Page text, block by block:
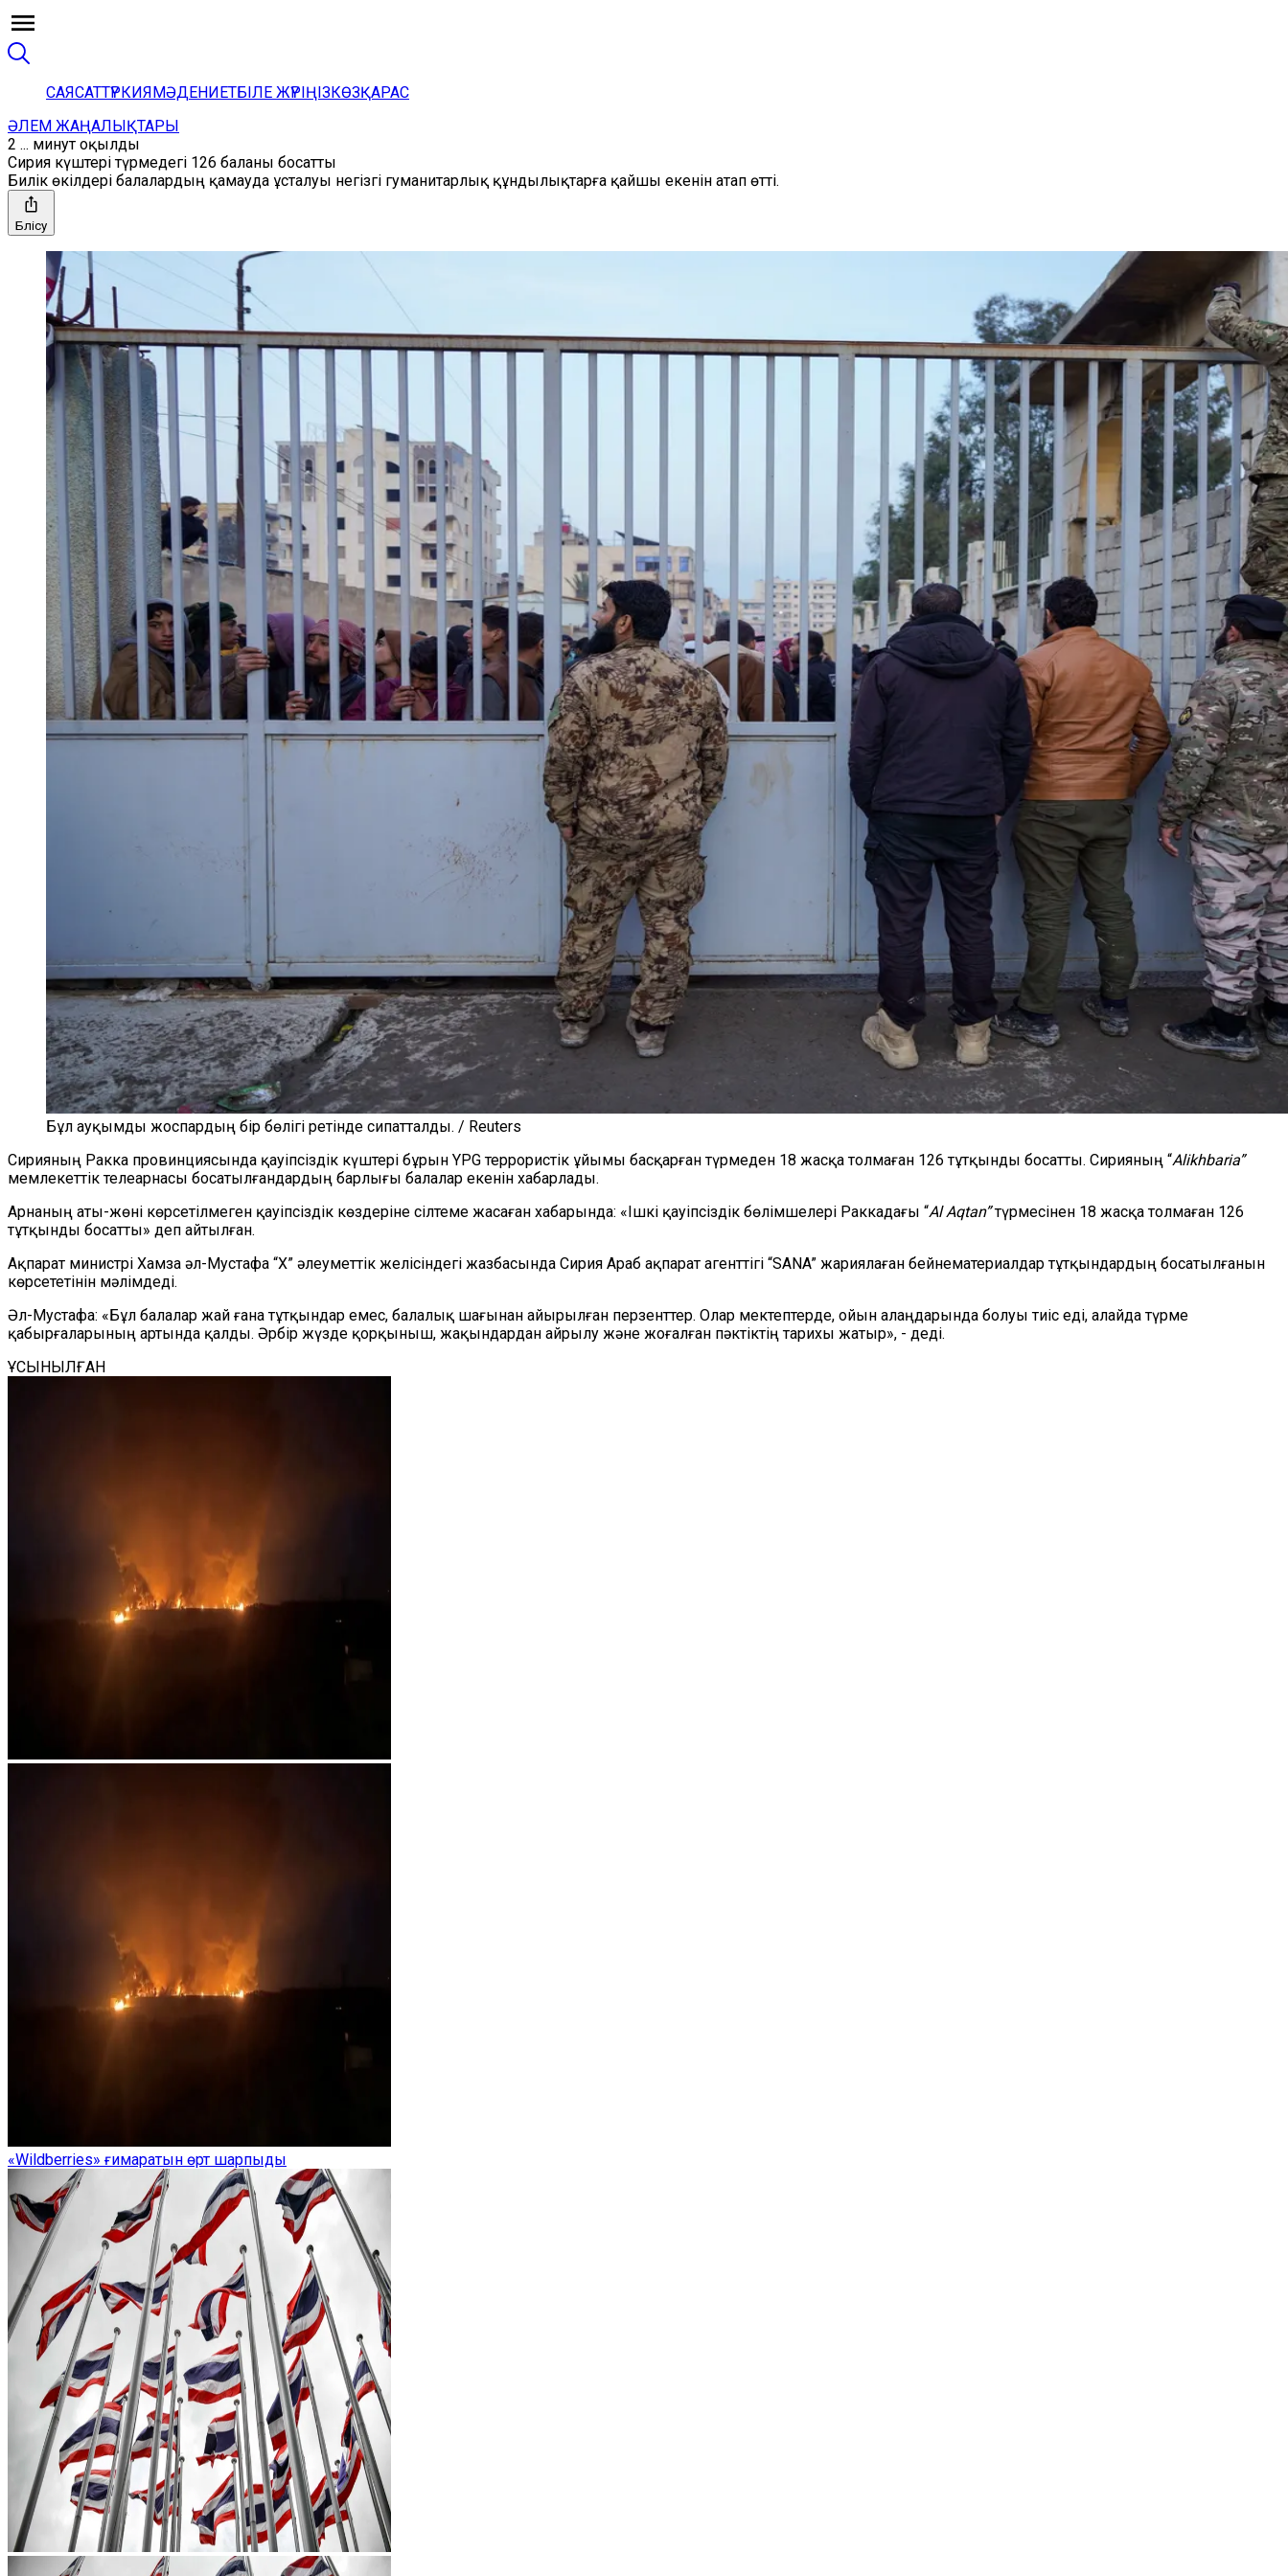
САЯСАТТҮРКИЯМӘДЕНИЕТБІЛЕ ЖҮРІҢІЗКӨЗҚАРАС
ӘЛЕМ ЖАҢАЛЫҚТАРЫ
2 ... минут оқылды
Сирия күштері түрмедегі 126 баланы босатты
Билік өкілдері балалардың қамауда ұсталуы негізгі гуманитарлық құндылықтарға қайшы екенін атап өтті.
Бөлісу
Бұл ауқымды жоспардың бір бөлігі ретінде сипатталды. / Reuters
Сирияның Ракка провинциясында қауіпсіздік күштері бұрын YPG террористік ұйымы басқарған түрмеден 18 жасқа толмаған 126 тұтқынды босатты. Сирияның “Alikhbaria”
мемлекеттік телеарнасы босатылғандардың барлығы балалар екенін хабарлады.
Арнаның аты-жөні көрсетілмеген қауіпсіздік көздеріне сілтеме жасаған хабарында: «Ішкі қауіпсіздік бөлімшелері Раккадағы “Al Aqtan”түрмесінен 18 жасқа толмаған 126
тұтқынды босатты» деп айтылған.
Ақпарат министрі Хамза әл-Мустафа “X” әлеуметтік желісіндегі жазбасында Сирия Араб ақпарат агенттігі “SANA” жариялаған бейнематериалдар тұтқындардың босатылғанын
көрсететінін мәлімдеді.
Әл-Мустафа: «Бұл балалар жай ғана тұтқындар емес, балалық шағынан айырылған перзенттер. Олар мектептерде, ойын алаңдарында болуы тиіс еді, алайда түрме
қабырғаларының артында қалды. Әрбір жүзде қорқыныш, жақындардан айрылу және жоғалған пәктіктің тарихы жатыр», - деді.
ҰСЫНЫЛҒАН
«Wildberries» ғимаратын өрт шарпыды